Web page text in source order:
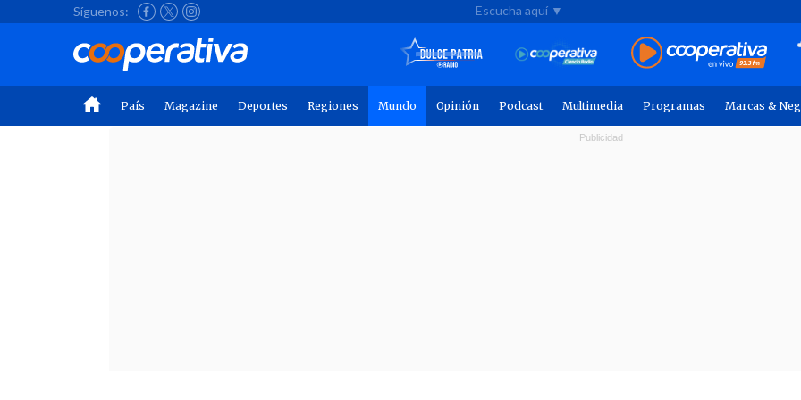
Síguenos: Escucha aquí ▼
País Magazine Deportes Regiones Mundo Opinión Podcast Multimedia Programas Marcas &